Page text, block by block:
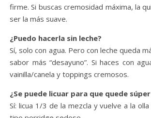
firme. Si buscas cremosidad máxima, la
ser la más suave.
¿Puedo hacerla sin leche?
Sí, solo con agua. Pero con leche queda
sabor más “desayuno”. Si haces con
vainilla/canela y toppings cremosos.
¿Se puede licuar para que quede
Sí: licua 1/3 de la mezcla y vuelve a la